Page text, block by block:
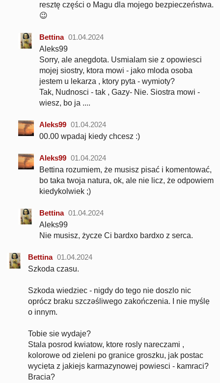
resztę części o Magu dla mojego bezpieczeństwa.
😉
Bettina 01.04.2024
Aleks99
Sorry, ale anegdota. Usmialam sie z opowiesci
mojej siostry, ktora mowi - jako mloda osoba
jestem u lekarza , ktory pyta - wymioty?
Tak, Nudnosci - tak , Gazy- Nie. Siostra mowi -
wiesz, bo ja ....
Aleks99 01.04.2024
00.00 wpadaj kiedy chcesz :)
Aleks99 01.04.2024
Bettina rozumiem, że musisz pisać i komentować,
bo taka twoja natura, ok, ale nie licz, że odpowiem
kiedykolwiek ;)
Bettina 01.04.2024
Aleks99
Nie musisz, życze Ci bardxo bardxo z serca.
Bettina 01.04.2024
Szkoda czasu.
Szkoda wiedziec - nigdy do tego nie doszlo nic
oprócz braku szczəśliwego zakończenia. I nie myślẹ
o innym.
Tobie sie wydaje?
Stala posrod kwiatow, ktore rosly nareczami ,
kolorowe od zieleni po granice groszku, jak postac
wyciẹta z jakiejs karmazynowej powiesci - kamraci?
Bracia?